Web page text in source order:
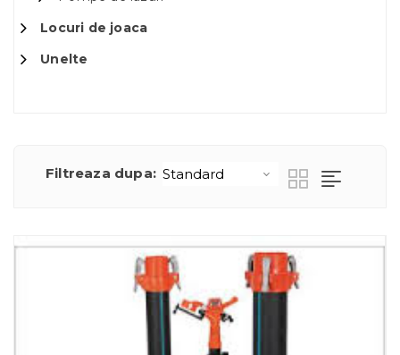
Locuri de joaca
Unelte
Filtreaza dupa: